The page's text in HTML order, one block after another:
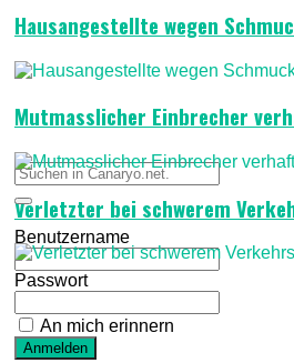
Hausangestellte wegen
Mutmasslicher Einbrecher
Verletzter bei schwerem
Benutzername
Passwort
An mich erinnern